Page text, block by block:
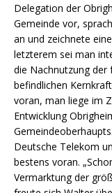
Delegation der
Gemeinde vor,
an und zeichnete
letzterem sei man
die Nachnutzung der
befindlichen
voran, man liege im
Entwicklung
Deutsche Telekom
bestens voran.
Vermarktung der